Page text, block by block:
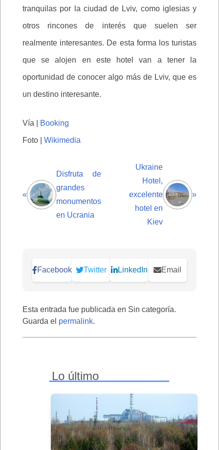
tranquilas por la ciudad de Lviv, como iglesias y
otros rincones de interés que suelen ser
realmente interesantes. De esta forma los turistas
que se alojen en este hotel van a tener la
oportunidad de conocer algo más de Lviv, que es
un destino interesante.
Vía | Booking
Foto | Wikimedia
«
Disfruta de
grandes
monumentos
en Ucrania
Ukraine
Hotel,
excelente
hotel en
Kiev
»
Facebook Twitter LinkedIn Email
Esta entrada fue publicada en Sin categoría.
Guarda el permalink.
Lo último